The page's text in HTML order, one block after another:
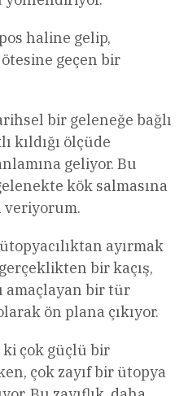
haline gelip,
geçen bir
bir geleneğe bağlı
kıldığı ölçüde
geliyor. Bu
kök salmasına
veriyorum.
ayırmak
bir kaçış,
amaçlayan bir tür
ön plana çıkıyor.
çok güçlü bir
çok zayıf bir ütopya